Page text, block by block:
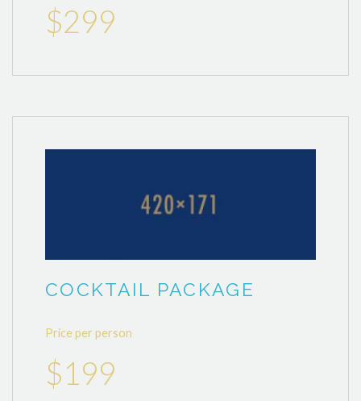
$299
COCKTAIL PACKAGE
Price per person
$199